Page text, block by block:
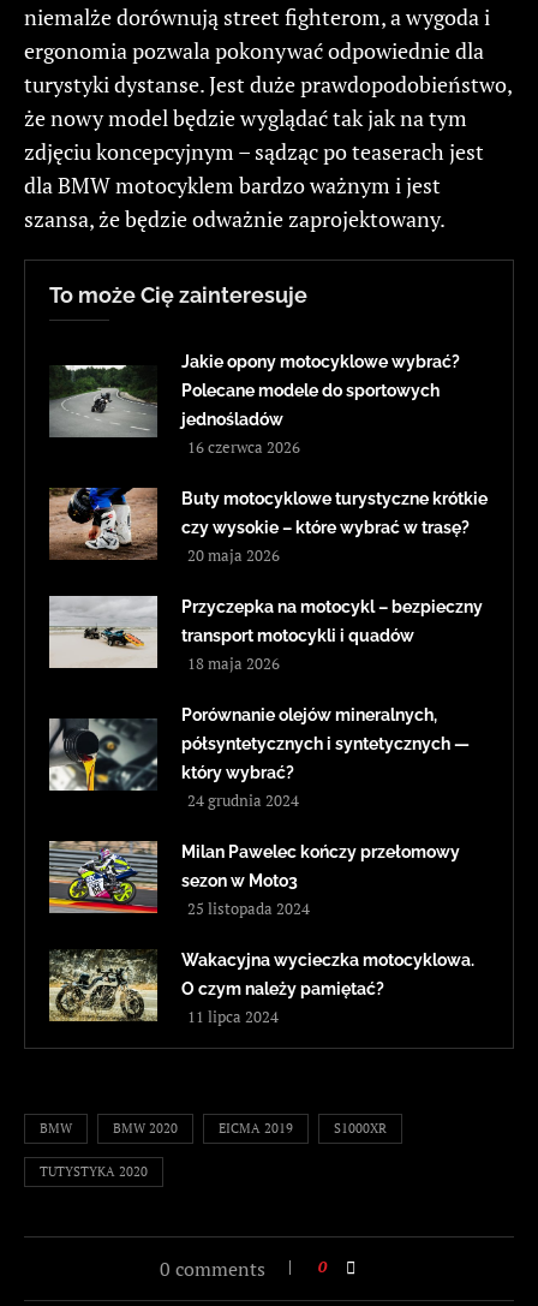
niemalże dorównują street fighterom, a wygoda i
ergonomia pozwala pokonywać odpowiednie dla
turystyki dystanse. Jest duże prawdopodobieństwo,
że nowy model będzie wyglądać tak jak na tym
zdjęciu koncepcyjnym – sądząc po teaserach jest
dla BMW motocyklem bardzo ważnym i jest
szansa, że będzie odważnie zaprojektowany.
To może Cię zainteresuje
Jakie opony motocyklowe wybrać?
Polecane modele do sportowych
jednośladów
16 czerwca 2026
Buty motocyklowe turystyczne krótkie
czy wysokie – które wybrać w trasę?
20 maja 2026
Przyczepka na motocykl – bezpieczny
transport motocykli i quadów
18 maja 2026
Porównanie olejów mineralnych,
półsyntetycznych i syntetycznych —
który wybrać?
24 grudnia 2024
Milan Pawelec kończy przełomowy
sezon w Moto3
25 listopada 2024
Wakacyjna wycieczka motocyklowa.
O czym należy pamiętać?
11 lipca 2024
BMW BMW 2020 EICMA 2019 S1000XR
TUTYSTYKA 2020
0 comments 0